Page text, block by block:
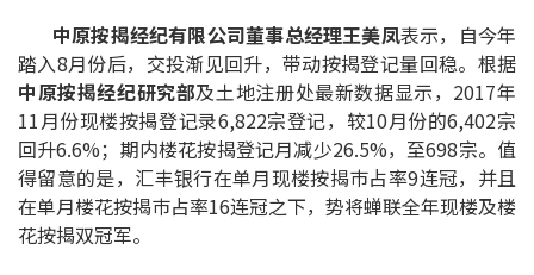
转按计算
置业预算
供款年期计算
工商铺按揭计算
中原按揭经纪有限公司董事总经理王美凤表示，自今年
踏入8月份后，交投渐见回升，带动按揭登记量回稳。根据
中原按揭经纪研究部及土地注册处最新数据显示，2017年
11月份现楼按揭登记录6,822宗登记，较10月份的6,402宗
回升6.6%；期内楼花按揭登记月减少26.5%，至698宗。值
得留意的是，汇丰银行在单月现楼按揭巿占率9连冠，并且
在单月楼花按揭巿占率16连冠之下，势将蝉联全年现楼及楼
花按揭双冠军。